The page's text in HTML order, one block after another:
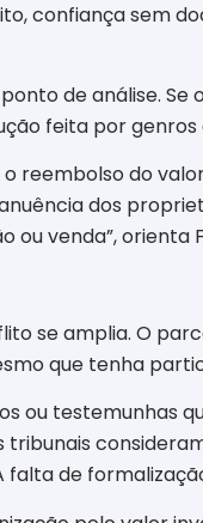
confiança sem
de análise.
feita por
reembolso do
dos
ou venda”, orienta
se amplia. O
que tenha
ou testemunhas
tribunais
de